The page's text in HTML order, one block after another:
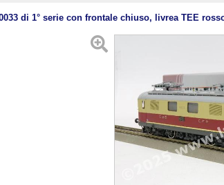
di 1° serie con frontale chiuso, livrea TEE